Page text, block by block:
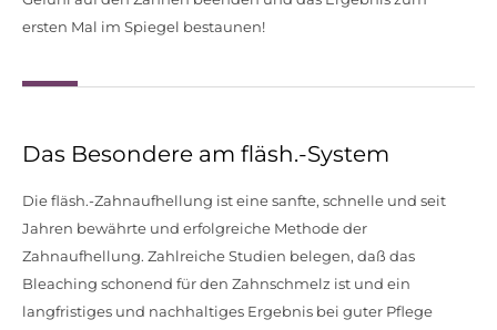
ersten Mal im Spiegel bestaunen!
Das Besondere am fläsh.-System
Die fläsh.-Zahnaufhellung ist eine sanfte, schnelle und seit
Jahren bewährte und erfolgreiche Methode der
Zahnaufhellung. Zahlreiche Studien belegen, daß das
Bleaching schonend für den Zahnschmelz ist und ein
langfristiges und nachhaltiges Ergebnis bei guter Pflege